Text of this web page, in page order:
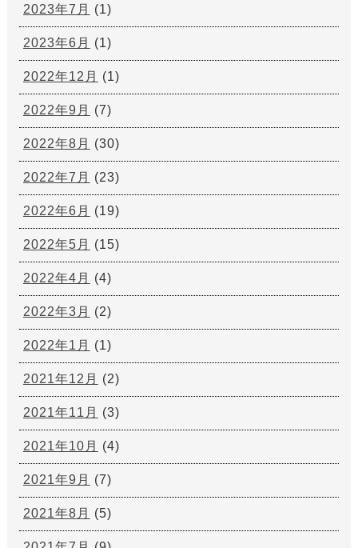
2023年7月 (1)
2023年6月 (1)
2022年12月 (1)
2022年9月 (7)
2022年8月 (30)
2022年7月 (23)
2022年6月 (19)
2022年5月 (15)
2022年4月 (4)
2022年3月 (2)
2022年1月 (1)
2021年12月 (2)
2021年11月 (3)
2021年10月 (4)
2021年9月 (7)
2021年8月 (5)